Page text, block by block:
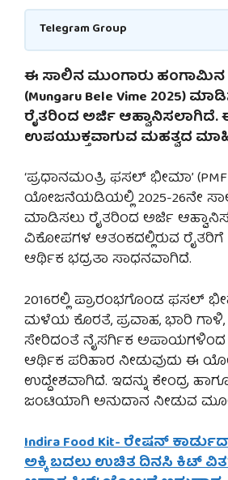
Telegram Group
ಈ ಸಾಲಿನ ಮುಂಗಾರು
(Mungaru Bele Vime 2025)
ರೈತರಿಂದ ಅರ್ಜಿ ಆಹ್ವಾನಿಸಲಾಗಿದೆ.
ಉಪಯುಕ್ತವಾಗುವ ಮಹತ್ವದ
‘ಪ್ರಧಾನಮಂತ್ರಿ ಫಸಲ್ ಭೀಮಾ’
ಯೋಜನೆಯಡಿಯಲ್ಲಿ 2025-26ನೇ
ಮಾಡಿಸಲು ರೈತರಿಂದ ಅರ್ಜಿ
ವಿಕೋಪಗಳ ಆತಂಕದಲ್ಲಿರುವ
ಆರ್ಥಿಕ ಭದ್ರತಾ ಸಾಧನವಾಗಿದೆ.
2016ರಲ್ಲಿ ಪ್ರಾರಂಭಗೊಂಡ
ಮಳೆಯ ಕೊರತೆ, ಪ್ರವಾಹ, ಭಾರಿ ಗಾಳಿ,
ಸೇರಿದಂತೆ ನೈಸರ್ಗಿಕ ಅಪಾಯಗಳಿಂದ
ಆರ್ಥಿಕ ಪರಿಹಾರ ನೀಡುವುದು ಈ
ಉದ್ದೇಶವಾಗಿದೆ. ಇದನ್ನು ಕೇಂದ್ರ
ಜಂಟಿಯಾಗಿ ಅನುದಾನ ನೀಡುವ
Indira Food Kit- ರೇಷನ್
ಅಕ್ಕಿ ಬದಲು ಉಚಿತ ದಿನಸಿ ಕಿಟ್